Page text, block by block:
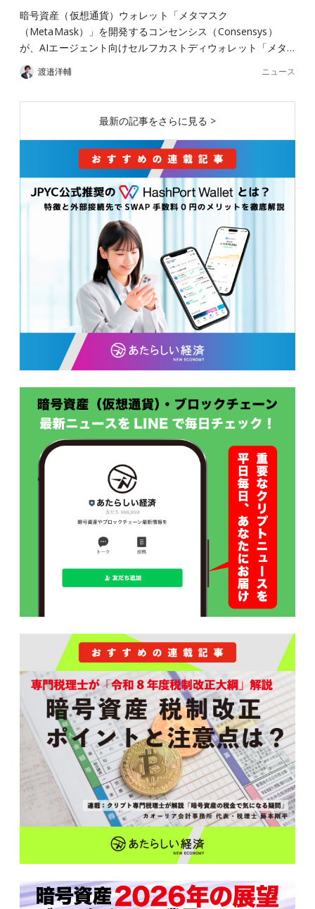
暗号資産（仮想通貨）ウォレット「メタマスク
（MetaMask）」を開発するコンセンシス（Consensys）
が、AIエージェント向けセルフカストディウォレット「メタ…
渡邉洋輔 ニュース
最新の記事をさらに見る >